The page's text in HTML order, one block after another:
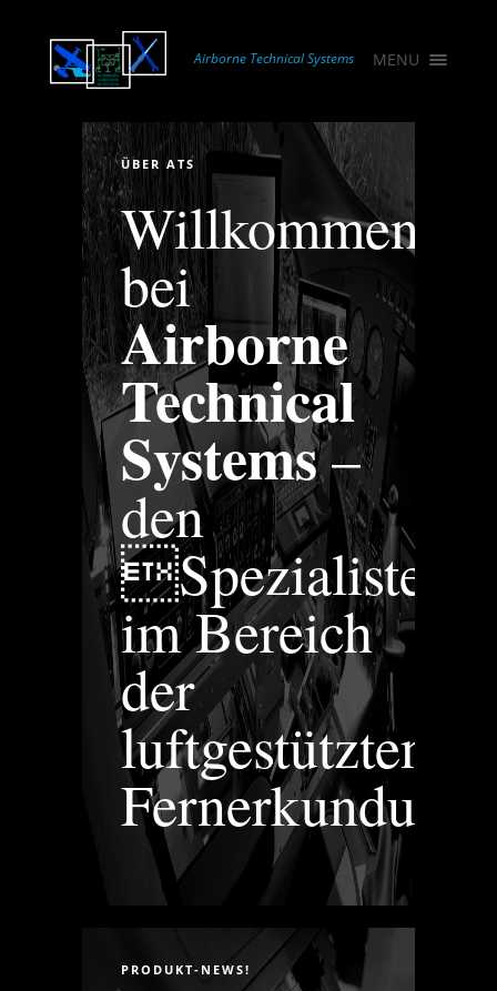
Airborne Technical Systems MENU ×
ÜBER ATS
PRODUKTE
REFERENZEN
KONTAKT
IMPRESSUM
ÜBER ATS
Willkommen
bei
Airborne
Technical
Systems–
den
Spezialisten
im Bereich
der
luftgestützten
Fernerkundung.
PRODUKT-NEWS!